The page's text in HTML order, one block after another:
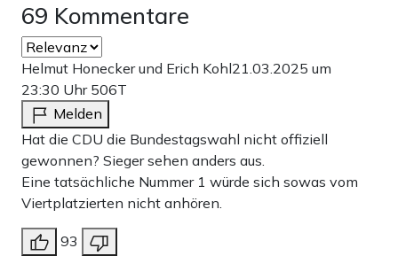
69 Kommentare
Helmut Honecker und Erich Kohl21.03.2025 um
23:30 Uhr 506T
Melden
Hat die CDU die Bundestagswahl nicht offiziell
gewonnen? Sieger sehen anders aus.
Eine tatsächliche Nummer 1 würde sich sowas vom
Viertplatzierten nicht anhören.
93